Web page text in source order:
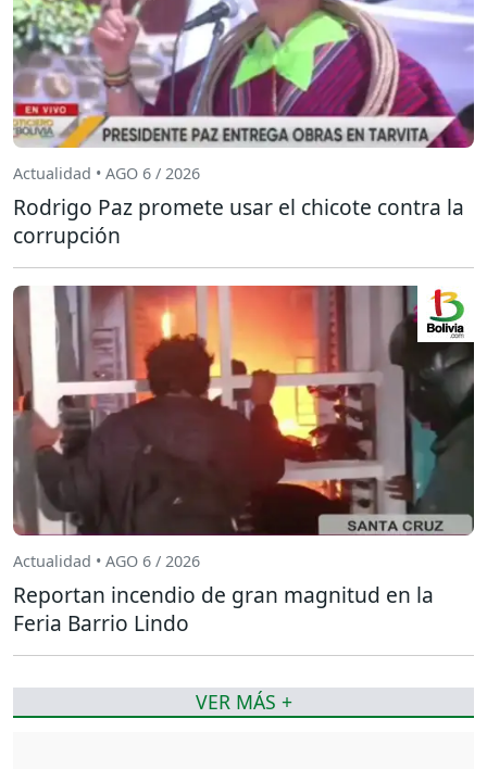
Actualidad • AGO 6 / 2026
Rodrigo Paz promete usar el chicote contra la
corrupción
Actualidad • AGO 6 / 2026
Reportan incendio de gran magnitud en la
Feria Barrio Lindo
VER MÁS +